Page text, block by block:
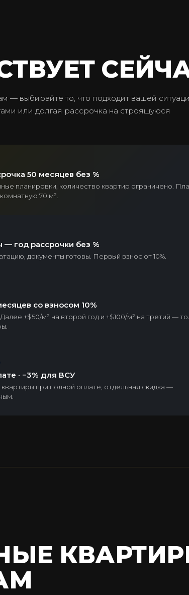
— выбирайте то, что подходит вашей
или долгая рассрочка на строящуюся
50 месяцев без %
планировки, количество квартир ограничено.
70 м².
— год рассрочки без %
документы готовы. Первый взнос от 10%.
со взносом 10%
+$50/м² на второй год и +$100/м² на третий —
· −3% для ВСУ
при полной оплате, отдельная скидка —